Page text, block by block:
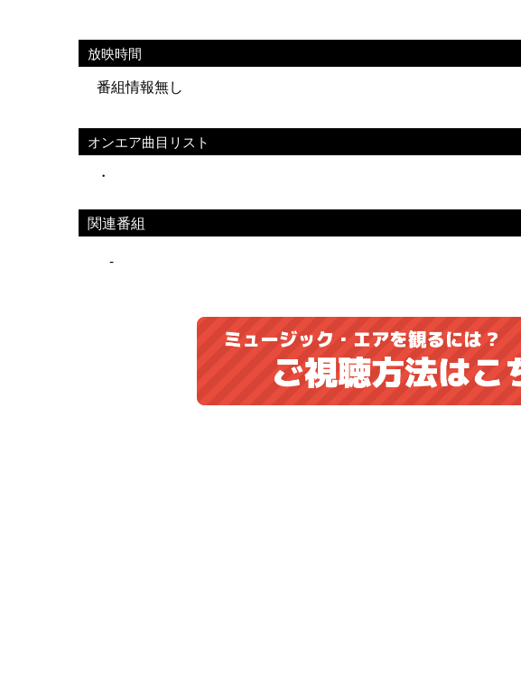
放映時間
番組情報無し
オンエア曲目リスト
・
関連番組
-